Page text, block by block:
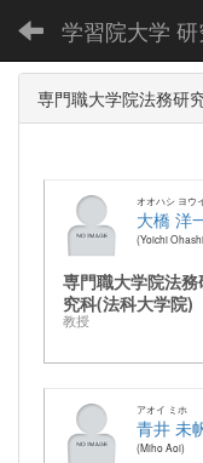
学習院大学
専門職大学院法務研
オオハシ ヨウ
大橋 洋
Yoichi Ohashi
専門職大学院法
究科(法科大学院)
教授
アオイ ミホ
青井 未
Miho Aoi